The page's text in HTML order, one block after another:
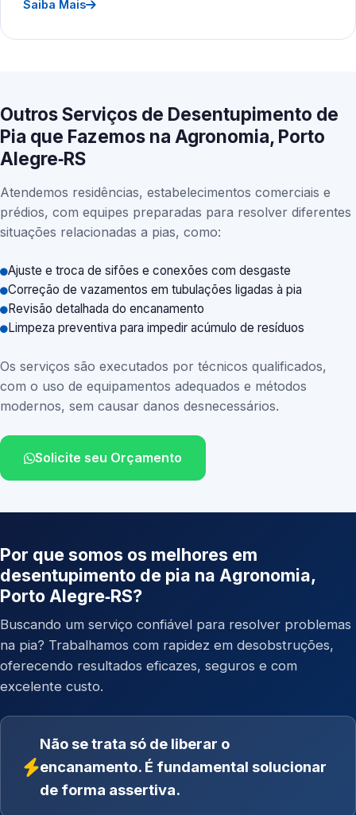
Saiba Mais
Outros Serviços de Desentupimento de
Pia que Fazemos na Agronomia, Porto
Alegre‑RS
Atendemos residências, estabelecimentos comerciais e
prédios, com equipes preparadas para resolver diferentes
situações relacionadas a pias, como:
Ajuste e troca de sifões e conexões com desgaste
Correção de vazamentos em tubulações ligadas à pia
Revisão detalhada do encanamento
Limpeza preventiva para impedir acúmulo de resíduos
Os serviços são executados por técnicos qualificados,
com o uso de equipamentos adequados e métodos
modernos, sem causar danos desnecessários.
Solicite seu Orçamento
Por que somos os melhores em
desentupimento de pia na Agronomia,
Porto Alegre‑RS?
Buscando um serviço confiável para resolver problemas
na pia? Trabalhamos com rapidez em desobstruções,
oferecendo resultados eficazes, seguros e com
excelente custo.
Não se trata só de liberar o
encanamento. É fundamental solucionar
de forma assertiva.